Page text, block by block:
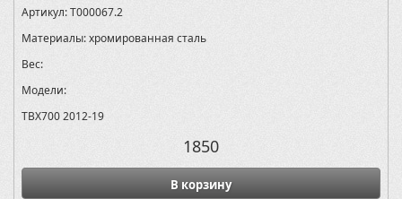
Артикул:T000067.2
Материалы:хромированная сталь
Вес:
Модели:
TBX700 2012-19
1850
В корзину